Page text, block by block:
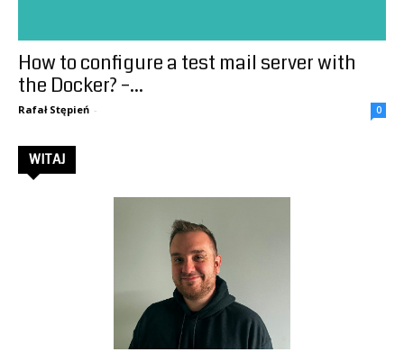
–
Stępień
How to configure a test mail server with
the Docker? –...
Rafał Stępień - 0
WITAJ